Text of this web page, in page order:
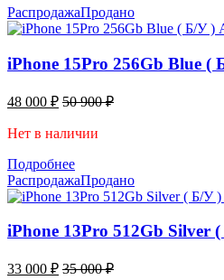
РаспродажаПродано
iPhone 15Pro 256Gb Blue
48 000 ₽ 50 900₽
Нет в наличии
Подробнее
РаспродажаПродано
iPhone 13Pro 512Gb
33 000 ₽ 35 000₽